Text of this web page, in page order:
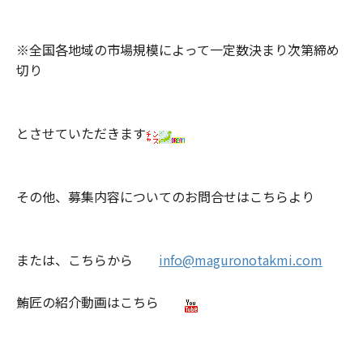
※全国各地域の市場規模によって一定数決まり次第締め
切り
とさせていただきます
その他、募集内容についてのお問合せはこちらより
または、こちらから info@maguronotakmi.com
鮪匠の紹介動画はこちら